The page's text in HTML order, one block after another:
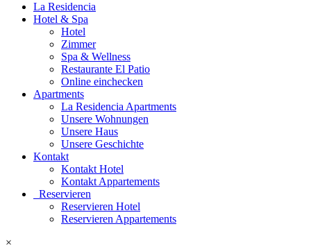
La Residencia
Hotel & Spa
Hotel
Zimmer
Spa & Wellness
Restaurante El Patio
Online einchecken
Apartments
La Residencia Apartments
Unsere Wohnungen
Unsere Haus
Unsere Geschichte
Kontakt
Kontakt Hotel
Kontakt Appartements
Reservieren
Reservieren Hotel
Reservieren Appartements
×